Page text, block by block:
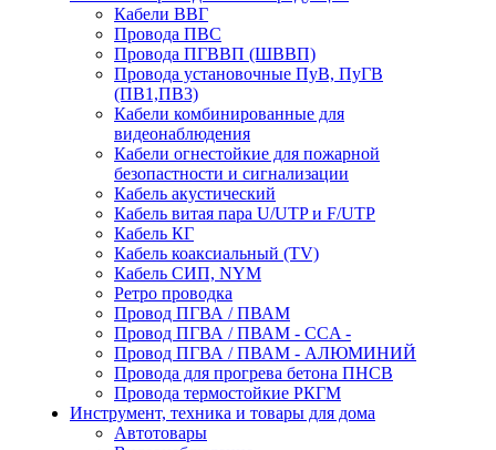
Кабели ВВГ
Провода ПВС
Провода ПГВВП (ШВВП)
Провода установочные ПуВ, ПуГВ
(ПВ1,ПВ3)
Кабели комбинированные для
видеонаблюдения
Кабели огнестойкие для пожарной
безопастности и сигнализации
Кабель акустический
Кабель витая пара U/UTP и F/UTP
Кабель КГ
Кабель коаксиальный (TV)
Кабель СИП, NYM
Ретро проводка
Провод ПГВА / ПВАМ
Провод ПГВА / ПВАМ - CCA -
Провод ПГВА / ПВАМ - АЛЮМИНИЙ
Провода для прогрева бетона ПНСВ
Провода термостойкие РКГМ
Инструмент, техника и товары для дома
Автотовары